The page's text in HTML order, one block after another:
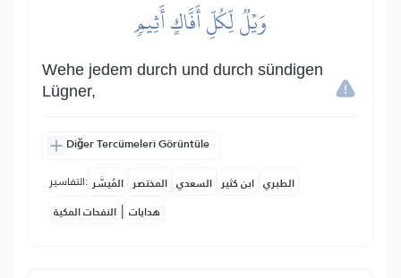
وَيۡلٞ لِّكُلِّ أَفَّاكٍ أَثِيمٖ
Wehe jedem durch und durch sündigen
Lügner,
Diğer Tercümeleri Görüntüle
التفاسير: المُيسَّر المختصر السعدي ابن كثير الطبري
النفحات المكية | هدايات